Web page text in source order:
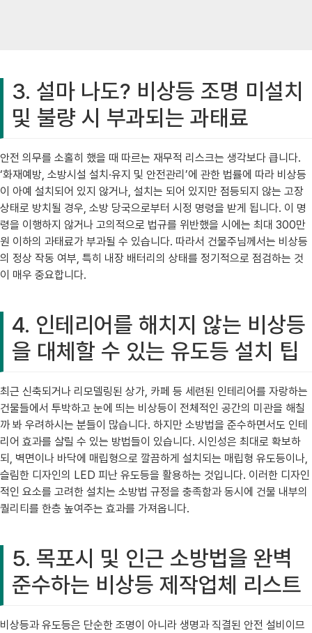
3. 설마 나도? 비상등 조명 미설치
및 불량 시 부과되는 과태료
안전 의무를 소홀히 했을 때 따르는 재무적 리스크는 생각보다 큽니다.
‘화재예방, 소방시설 설치·유지 및 안전관리’에 관한 법률에 따라 비상등
이 아예 설치되어 있지 않거나, 설치는 되어 있지만 점등되지 않는 고장
상태로 방치될 경우, 소방 당국으로부터 시정 명령을 받게 됩니다. 이 명
령을 이행하지 않거나 고의적으로 법규를 위반했을 시에는 최대 300만
원 이하의 과태료가 부과될 수 있습니다. 따라서 건물주님께서는 비상등
의 정상 작동 여부, 특히 내장 배터리의 상태를 정기적으로 점검하는 것
이 매우 중요합니다.
4. 인테리어를 해치지 않는 비상등
을 대체할 수 있는 유도등 설치 팁
최근 신축되거나 리모델링된 상가, 카페 등 세련된 인테리어를 자랑하는
건물들에서 투박하고 눈에 띄는 비상등이 전체적인 공간의 미관을 해칠
까 봐 우려하시는 분들이 많습니다. 하지만 소방법을 준수하면서도 인테
리어 효과를 살릴 수 있는 방법들이 있습니다. 시인성은 최대로 확보하
되, 벽면이나 바닥에 매립형으로 깔끔하게 설치되는 매립형 유도등이나,
슬림한 디자인의 LED 피난 유도등을 활용하는 것입니다. 이러한 디자인
적인 요소를 고려한 설치는 소방법 규정을 충족함과 동시에 건물 내부의
퀄리티를 한층 높여주는 효과를 가져옵니다.
5. 목포시 및 인근 소방법을 완벽
준수하는 비상등 제작업체 리스트
비상등과 유도등은 단순한 조명이 아니라 생명과 직결된 안전 설비이므